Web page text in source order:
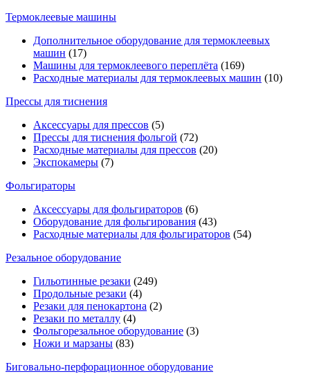
Термоклеевые машины
Дополнительное оборудование для термоклеевых
машин (17)
Машины для термоклеевого переплёта (169)
Расходные материалы для термоклеевых машин (10)
Прессы для тиснения
Аксессуары для прессов (5)
Прессы для тиснения фольгой (72)
Расходные материалы для прессов (20)
Экспокамеры (7)
Фольгираторы
Аксессуары для фольгираторов (6)
Оборудование для фольгирования (43)
Расходные материалы для фольгираторов (54)
Резальное оборудование
Гильотинные резаки (249)
Продольные резаки (4)
Резаки для пенокартона (2)
Резаки по металлу (4)
Фольгорезальное оборудование (3)
Ножи и марзаны (83)
Биговально-перфорационное оборудование